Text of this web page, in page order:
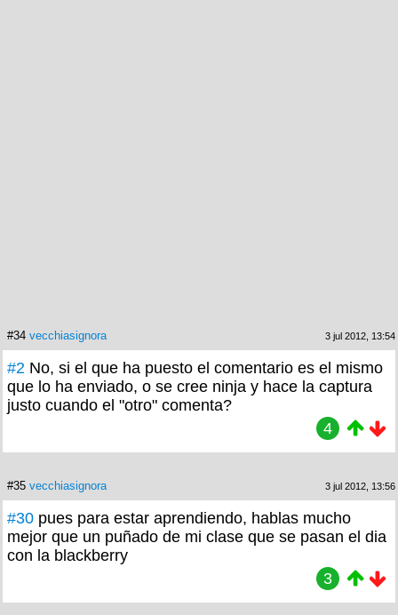
#34 vecchiasignora 3 jul 2012, 13:54
#2 No, si el que ha puesto el comentario es el mismo
que lo ha enviado, o se cree ninja y hace la captura
justo cuando el "otro" comenta?
4
#35 vecchiasignora 3 jul 2012, 13:56
#30 pues para estar aprendiendo, hablas mucho
mejor que un puñado de mi clase que se pasan el dia
con la blackberry
3